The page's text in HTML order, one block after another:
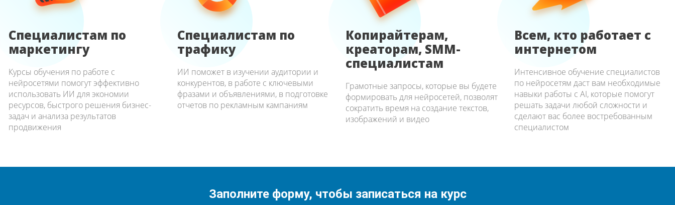
Специалистам по
маркетингу
Курсы обучения по работе с
нейросетями помогут эффективно
использовать ИИ для экономии
ресурсов, быстрого решения бизнес-
задач и анализа результатов
продвижения
Специалистам по
трафику
ИИ поможет в изучении аудитории и
конкурентов, в работе с ключевыми
фразами и объявлениями, в подготовке
отчетов по рекламным кампаниям
Копирайтерам,
креаторам, SMM-
специалистам
Грамотные запросы, которые вы будете
формировать для нейросетей, позволят
сократить время на создание текстов,
изображений и видео
Всем, кто работает с
интернетом
Интенсивное обучение специалистов
по нейросетям даст вам необходимые
навыки работы с AI, которые помогут
решать задачи любой сложности и
сделают вас более востребованным
специалистом
Заполните форму, чтобы записаться на курс